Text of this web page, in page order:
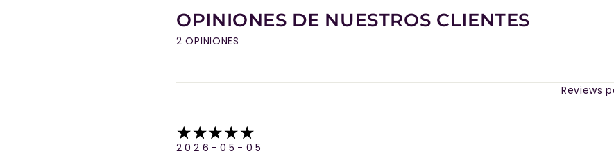
OPINIONES DE NUESTROS CLIENTES
2 OPINIONES
Reviews
2026-05-05